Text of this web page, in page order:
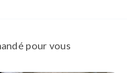
pour vous